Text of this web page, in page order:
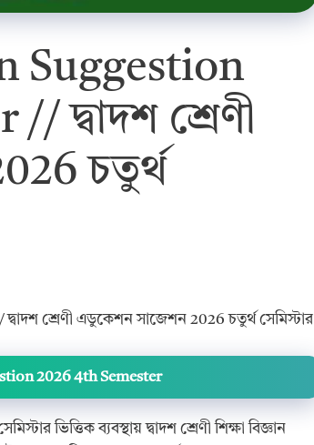
Suggestion
দ্বাদশ শ্রেণী
চতুর্থ
শ্রেণী এডুকেশন সাজেশন 2026 চতুর্থ সেমিস্টার
2026 4th Semester
ভিত্তিক ব্যবস্থায় দ্বাদশ শ্রেণী শিক্ষা বিজ্ঞান